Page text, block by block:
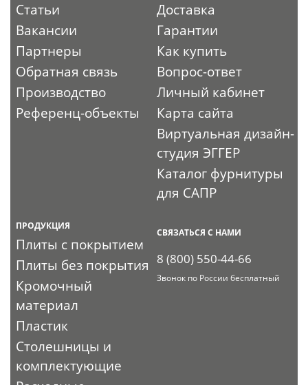
Статьи
Вакансии
Партнеры
Обратная связь
Производство
Референц-объекты
Доставка
Гарантии
Как купить
Вопрос-ответ
Личный кабинет
Карта сайта
Виртуальная дизайн-
студия ЭГГЕР
Каталог фурнитуры
для САПР
ПРОДУКЦИЯ
Плиты с покрытием
Плиты без покрытия
Кромочный
материал
Пластик
Столешницы и
комплектующие
СВЯЗАТЬСЯ С НАМИ
8 (800) 550-44-66
Звонок по России бесплатный